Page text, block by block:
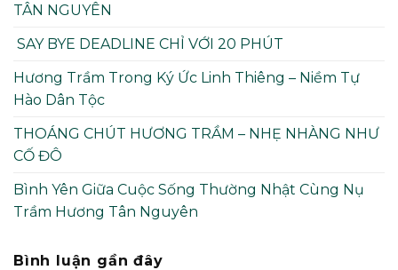
TÂN NGUYÊN
SAY BYE DEADLINE CHỈ VỚI 20 PHÚT
Hương Trầm Trong Ký Ức Linh Thiêng – Niềm Tự
Hào Dân Tộc
THOÁNG CHÚT HƯƠNG TRẦM – NHẸ NHÀNG NHƯ
CỐ ĐÔ
Bình Yên Giữa Cuộc Sống Thường Nhật Cùng Nụ
Trầm Hương Tân Nguyên
Bình luận gần đây